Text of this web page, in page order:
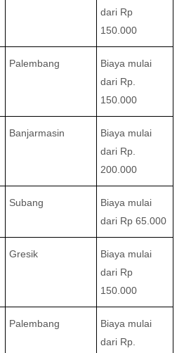
dari Rp
150.000
Palembang
Biaya mulai
dari Rp.
150.000
Banjarmasin
Biaya mulai
dari Rp.
200.000
Subang
Biaya mulai
dari Rp 65.000
Gresik
Biaya mulai
dari Rp
150.000
Palembang
Biaya mulai
dari Rp.